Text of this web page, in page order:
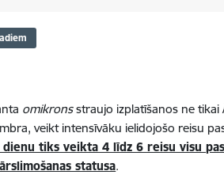
omikronsstraujo izplatīšanos ne
veikt intensīvāku ielidojošo reisu
tiks veikta 4 līdz 6 reisu visu
statusa.